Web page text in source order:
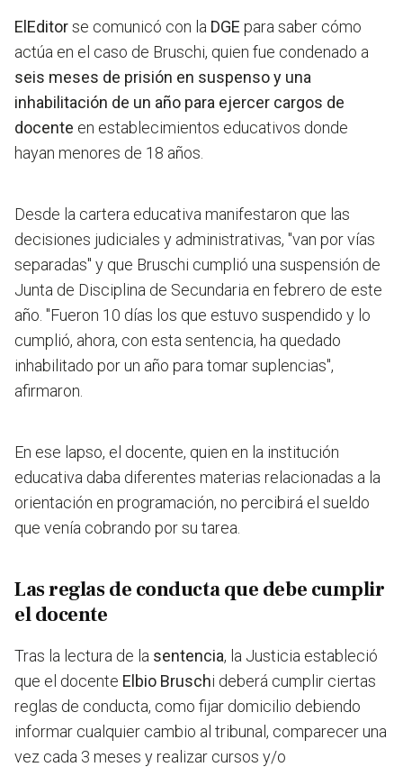
ElEditorse comunicó con la DGE para saber cómo
actúa en el caso de Bruschi, quien fue condenado a
seis meses de prisión en suspenso y una
inhabilitación de un año para ejercer cargos de
docente en establecimientos educativos donde
hayan menores de 18 años.
Desde la cartera educativa manifestaron que las
decisiones judiciales y administrativas, "van por vías
separadas" y que Bruschi cumplió una suspensión de
Junta de Disciplina de Secundaria en febrero de este
año. "Fueron 10 días los que estuvo suspendido y lo
cumplió, ahora, con esta sentencia, ha quedado
inhabilitado por un año para tomar suplencias",
afirmaron.
En ese lapso, el docente, quien en la institución
educativa daba diferentes materias relacionadas a la
orientación en programación, no percibirá el sueldo
que venía cobrando por su tarea.
Las reglas de conducta que debe cumplir
el docente
Tras la lectura de la sentencia, la Justicia estableció
que el docente Elbio Bruschi deberá cumplir ciertas
reglas de conducta, como fijar domicilio debiendo
informar cualquier cambio al tribunal, comparecer una
vez cada 3 meses y realizar cursos y/o